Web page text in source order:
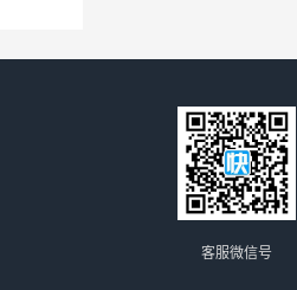
客服微信号